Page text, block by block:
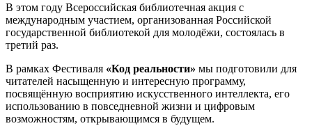
В этом году Всероссийская библиотечная акция с
международным участием, организованная Российской
государственной библиотекой для молодёжи, состоялась в
третий раз.
В рамках Фестиваля «Код реальности» мы подготовили для
читателей насыщенную и интересную программу,
посвящённую восприятию искусственного интеллекта, его
использованию в повседневной жизни и цифровым
возможностям, открывающимся в будущем.